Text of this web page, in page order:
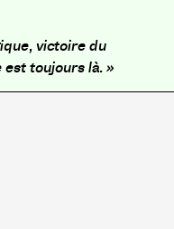
victoire du
toujours là. »